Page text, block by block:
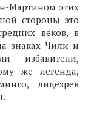
Мартином этих
стороны это
веков, в
знаках Чили и
избавители,
же легенда,
лицезрев